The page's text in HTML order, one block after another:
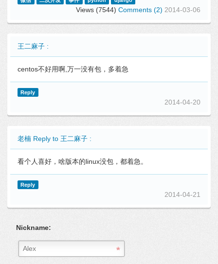
Views (7544) Comments (2) 2014-03-06
王二麻子 :
centos不好用啊,万一没有包，多着急
Reply
2014-04-20
老楠 Reply to 王二麻子 :
看个人喜好，啥版本的linux没包，都着急。
Reply
2014-04-21
Nickname: